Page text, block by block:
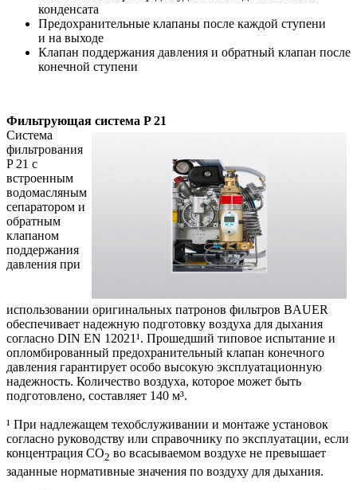
конденсата
Предохранительные клапаны после каждой ступени
и на выходе
Клапан поддержания давления и обратный клапан после
конечной ступени
Фильтрующая система P 21
Система
фильтрования
P 21 с
встроенным
водомасляным
сепаратором и
обратным
клапаном
поддержания
давления при
использовании оригинальных патронов фильтров BAUER
обеспечивает надежную подготовку воздуха для дыхания
согласно DIN EN 12021¹. Прошедший типовое испытание и
опломбированный предохранительный клапан конечного
давления гарантирует особо высокую эксплуатационную
надежность. Количество воздуха, которое может быть
подготовлено, составляет 140 м³.
¹ При надлежащем техобслуживании и монтаже установок
согласно руководству или справочнику по эксплуатации, если
концентрация CO2 во всасываемом воздухе не превышает
заданные нормативные значения по воздуху для дыхания.